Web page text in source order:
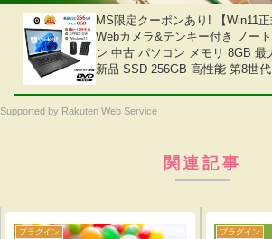
MS限定クーポンあり! 【Win11正
Webカメラ&テンキー付き ノー
ン 中古 パソコン メモリ 8GB 最
新品 SSD 256GB 高性能 第8世代
15.6型 無線LAN office付き 2026
Supported by Rakuten Web Service
関連記事
プラグイン プラグイン